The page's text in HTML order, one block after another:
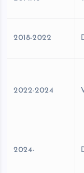
2018-2022
2022-2024
2024-